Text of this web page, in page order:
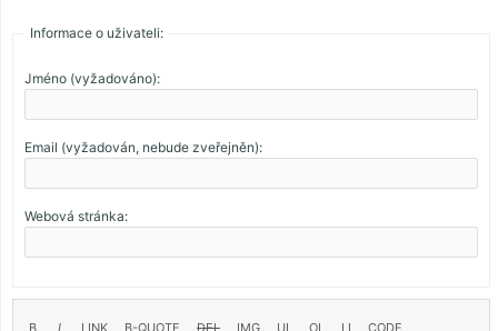
Informace o uživateli:
Jméno (vyžadováno):
Email (vyžadován, nebude zveřejněn):
Webová stránka: